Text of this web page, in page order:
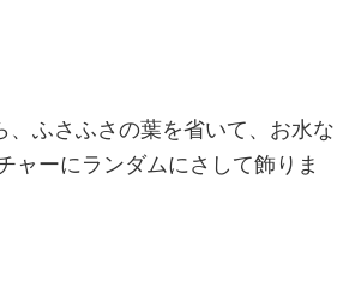
、ふさふさの葉を省いて、お水な
ャーにランダムにさして飾りま